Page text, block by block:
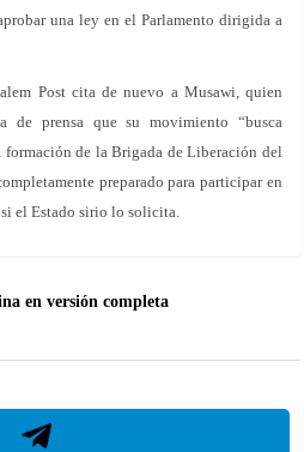
una ley en el Parlamento dirigida a
Post cita de nuevo a Musawi, quien
de prensa que su movimiento “busca
formación de la Brigada de Liberación del
preparado para participar en
el Estado sirio lo solicita.
en versión completa